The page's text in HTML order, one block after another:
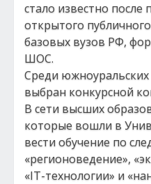
стало известно после
открытого
базовых вузов РФ,
ШОС.
Среди
выбран конкурсной
В сети высших
которые вошли в
вести обучение по
«регионоведение»,
«IT-технологии» и